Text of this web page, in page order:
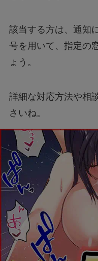
該当する方は、通知
号を用いて、指定の
ょう。
詳細な対応方法や相
さいね。